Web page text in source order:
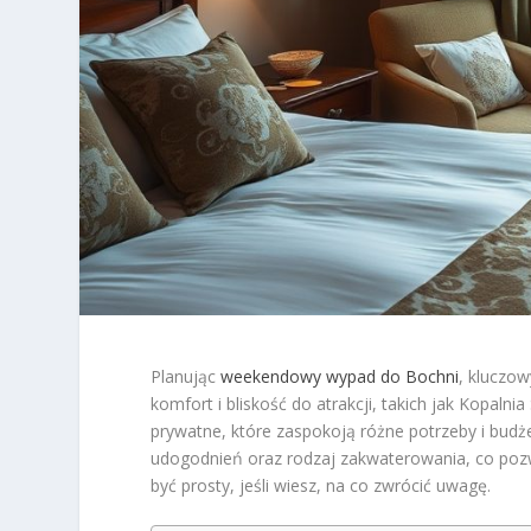
Planującweekendowy wypad do Bochni,
komfort i bliskość do atrakcji, takich jak
prywatne, które zaspokoją różne potrzeby i
udogodnień oraz rodzaj zakwaterowania, co
być prosty, jeśli wiesz, na co zwrócić uwagę.